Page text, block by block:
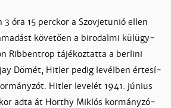
óra 15 perc­kor a Szov­jetunió el­len
kö­ve­tően a bi­ro­dal­mi kül­ügy­
Rib­bent­rop tá­jé­koz­tat­ta a ber­li­ni
Dö­mét, Hit­ler pe­dig le­vél­ben ér­te­sí­
Hit­ler le­ve­lét 1941. jú­nius
ad­ta át Hor­thy Mik­lós kor­mány­zó­